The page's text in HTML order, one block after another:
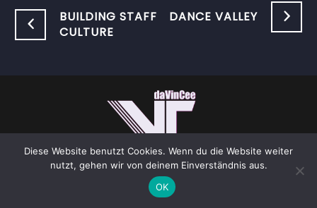
BUILDING STAFF
CULTURE
DANCE VALLEY
ALL RIGHTS RESERVED © 2026
Diese Website benutzt Cookies. Wenn du die Website weiter
nutzt, gehen wir von deinem Einverständnis aus.
OK